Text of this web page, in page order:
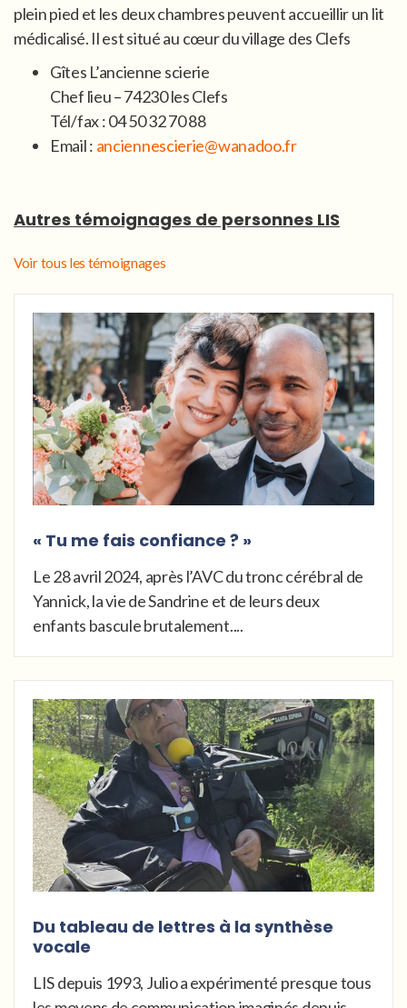
plein pied et les deux chambres peuvent accueillir un lit
médicalisé. Il est situé au cœur du village des Clefs
Gîtes L’ancienne scierie
Chef lieu – 74230 les Clefs
Tél/fax : 04 50 32 70 88
Email : anciennescierie@wanadoo.fr
Autres témoignages de personnes LIS
Voir tous les témoignages
« Tu me fais confiance ? »
Le 28 avril 2024, après l’AVC du tronc cérébral de
Yannick, la vie de Sandrine et de leurs deux
enfants bascule brutalement....
Du tableau de lettres à la synthèse
vocale
LIS depuis 1993, Julio a expérimenté presque tous